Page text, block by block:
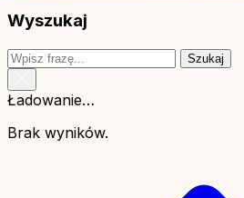
Wyszukaj
Szukaj
Ładowanie…
Brak wyników.